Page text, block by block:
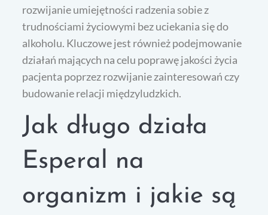
rozwijanie umiejętności radzenia sobie z
trudnościami życiowymi bez uciekania się do
alkoholu. Kluczowe jest również podejmowanie
działań mających na celu poprawę jakości życia
pacjenta poprzez rozwijanie zainteresowań czy
budowanie relacji międzyludzkich.
Jak długo działa
Esperal na
organizm i jakie są